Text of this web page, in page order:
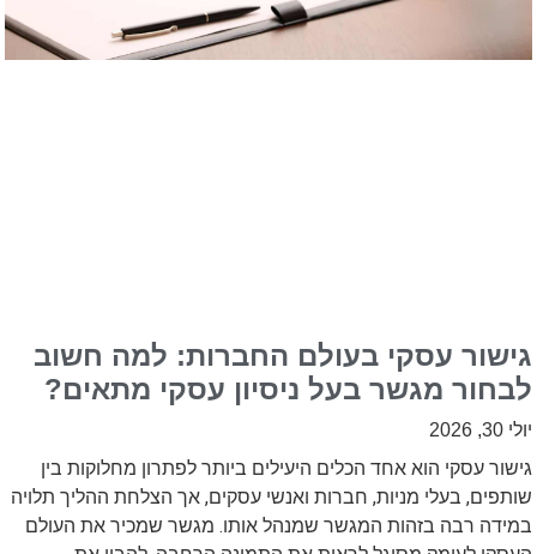
גישור עסקי בעולם החברות: למה חשוב
לבחור מגשר בעל ניסיון עסקי מתאים?
יולי 30, 2026
גישור עסקי הוא אחד הכלים היעילים ביותר לפתרון מחלוקות בין
שותפים, בעלי מניות, חברות ואנשי עסקים, אך הצלחת ההליך תלויה
במידה רבה בזהות המגשר שמנהל אותו. מגשר שמכיר את העולם